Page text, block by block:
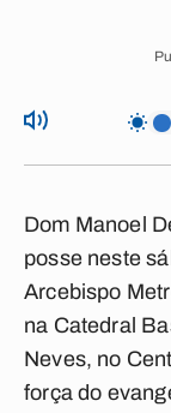
Dom Manoel
posse neste
Arcebispo
na Catedral
Neves, no
força do